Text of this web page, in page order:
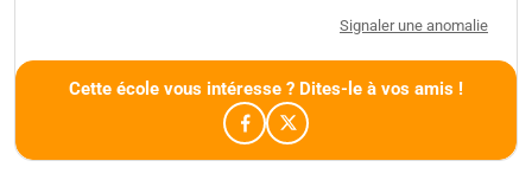
Signaler une anomalie
Cette école vous intéresse ? Dites-le à vos amis !